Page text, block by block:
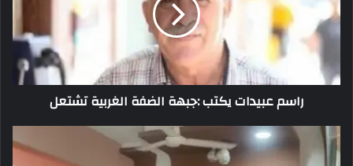
راسم عبيدات يكتب :جبهة الضفة الغربية تشتعل